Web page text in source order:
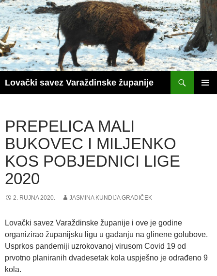
Skoči
do
sadržaja
Lovački savez Varaždinske županije
PREPELICA MALI
BUKOVEC I MILJENKO
KOS POBJEDNICI LIGE
2020
2. RUJNA 2020. JASMINA KUNDIJA GRADIČEK
Lovački savez Varaždinske županije i ove je godine
organizirao županijsku ligu u gađanju na glinene golubove.
Usprkos pandemiji uzrokovanoj virusom Covid 19 od
prvotno planiranih dvadesetak kola uspješno je odrađeno 9
kola.